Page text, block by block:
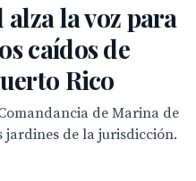
la voz para
caídos de
Rico
de Marina de
jardines de la jurisdicción.